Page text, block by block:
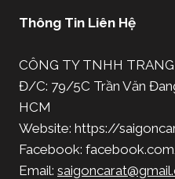
Thông Tin Liên Hệ
CÔNG TY TNHH
Đ/C: 79/5C Trần Văn
HCM
Website: https://
Facebook:
Email: